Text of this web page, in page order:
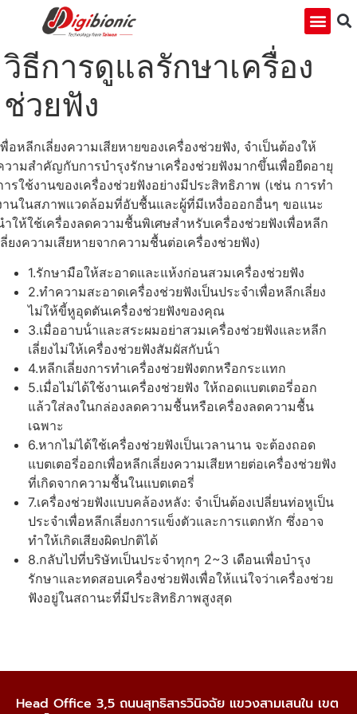
วิธีการดูแลรักษาเครื่อง
ช่วยฟัง
พื่อหลีกเลี่ยงความเสียหายของเครื่องช่วยฟัง, จําเป็นต้องให้
วามสําคัญกับการบํารุงรักษาเครื่องช่วยฟังมากขึ้นเพื่อยืดอายุ
ารใช้งานของเครื่องช่วยฟังอย่างมีประสิทธิภาพ (เช่น การทํา
านในสภาพแวดล้อมที่อับชื้นและผู้ที่มีเหงื่อออกอื่นๆ ขอแนะ
าให้ใช้เครื่องลดความชื้นพิเศษสําหรับเครื่องช่วยฟังเพื่อหลีก
ลี่ยงความเสียหายจากความชื้นต่อเครื่องช่วยฟัง)
1.รักษามือให้สะอาดและแห้งก่อนสวมเครื่องช่วยฟัง
2.ทําความสะอาดเครื่องช่วยฟังเป็นประจําเพื่อหลีกเลี่ยง
ไม่ให้ขี้หูอุดตันเครื่องช่วยฟังของคุณ
3.เมื่ออาบน้ําและสระผมอย่าสวมเครื่องช่วยฟังและหลีก
เลี่ยงไม่ให้เครื่องช่วยฟังสัมผัสกับน้ํา
4.หลีกเลี่ยงการทําเครื่องช่วยฟังตกหรือกระแทก
5.เมื่อไม่ได้ใช้งานเครื่องช่วยฟัง ให้ถอดแบตเตอรี่ออก
แล้วใส่ลงในกล่องลดความชื้นหรือเครื่องลดความชื้น
เฉพาะ
6.หากไม่ได้ใช้เครื่องช่วยฟังเป็นเวลานาน จะต้องถอด
แบตเตอรี่ออกเพื่อหลีกเลี่ยงความเสียหายต่อเครื่องช่วยฟัง
ที่เกิดจากความชื้นในแบตเตอรี่
7.เครื่องช่วยฟังแบบคล้องหลัง: จําเป็นต้องเปลี่ยนท่อหูเป็น
ประจําเพื่อหลีกเลี่ยงการแข็งตัวและการแตกหัก ซึ่งอาจ
ทําให้เกิดเสียงผิดปกติได้
8.กลับไปที่บริษัทเป็นประจําทุกๆ 2~3 เดือนเพื่อบํารุง
รักษาและทดสอบเครื่องช่วยฟังเพื่อให้แน่ใจว่าเครื่องช่วย
ฟังอยู่ในสถานะที่มีประสิทธิภาพสูงสุด
Head Office 3,5 ถนนสุทธิสารวินิจฉัย แขวงสามเสนใน เขต